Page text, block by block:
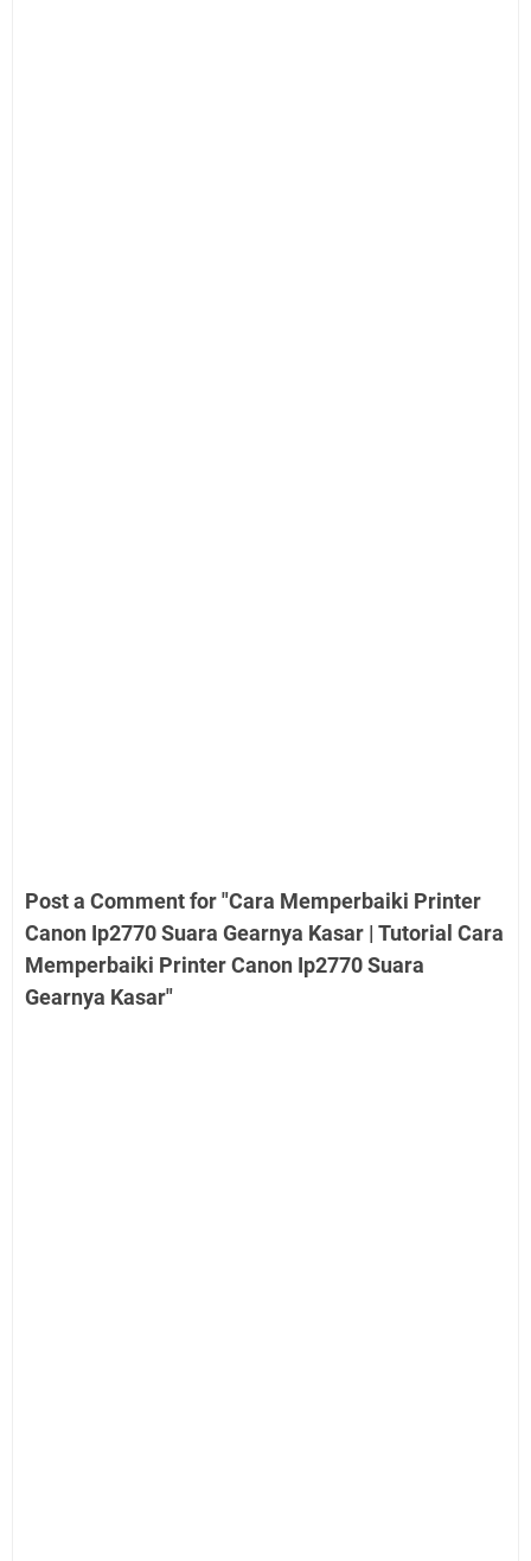
Post a Comment for "Cara Memperbaiki Printer
Canon Ip2770 Suara Gearnya Kasar | Tutorial Cara
Memperbaiki Printer Canon Ip2770 Suara
Gearnya Kasar"